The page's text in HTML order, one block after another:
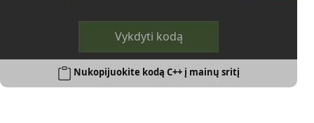
Vykdyti kodą
Nukopijuokite kodą C++ į mainų sritį